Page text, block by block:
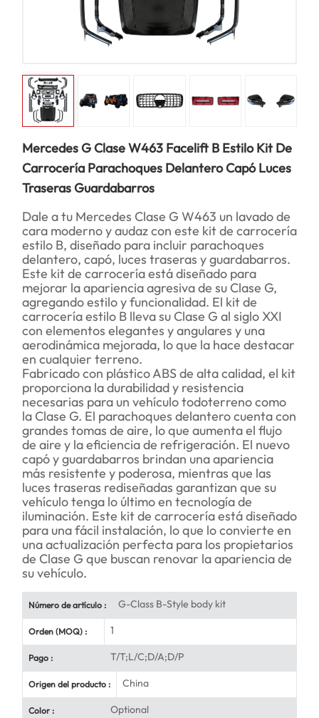
Mercedes G Clase W463 Facelift B Estilo Kit De
Carrocería Parachoques Delantero Capó Luces
Traseras Guardabarros
Dale a tu Mercedes Clase G W463 un lavado de
cara moderno y audaz con este kit de carrocería
estilo B, diseñado para incluir parachoques
delantero, capó, luces traseras y guardabarros.
Este kit de carrocería está diseñado para
mejorar la apariencia agresiva de su Clase G,
agregando estilo y funcionalidad. El kit de
carrocería estilo B lleva su Clase G al siglo XXI
con elementos elegantes y angulares y una
aerodinámica mejorada, lo que la hace destacar
en cualquier terreno.
Fabricado con plástico ABS de alta calidad, el kit
proporciona la durabilidad y resistencia
necesarias para un vehículo todoterreno como
la Clase G. El parachoques delantero cuenta con
grandes tomas de aire, lo que aumenta el flujo
de aire y la eficiencia de refrigeración. El nuevo
capó y guardabarros brindan una apariencia
más resistente y poderosa, mientras que las
luces traseras rediseñadas garantizan que su
vehículo tenga lo último en tecnología de
iluminación. Este kit de carrocería está diseñado
para una fácil instalación, lo que lo convierte en
una actualización perfecta para los propietarios
de Clase G que buscan renovar la apariencia de
su vehículo.
Número de artículo : G-Class B-Style body kit
Orden (MOQ) : 1
Pago : T/T;L/C;D/A;D/P
Origen del producto : China
Color : Optional